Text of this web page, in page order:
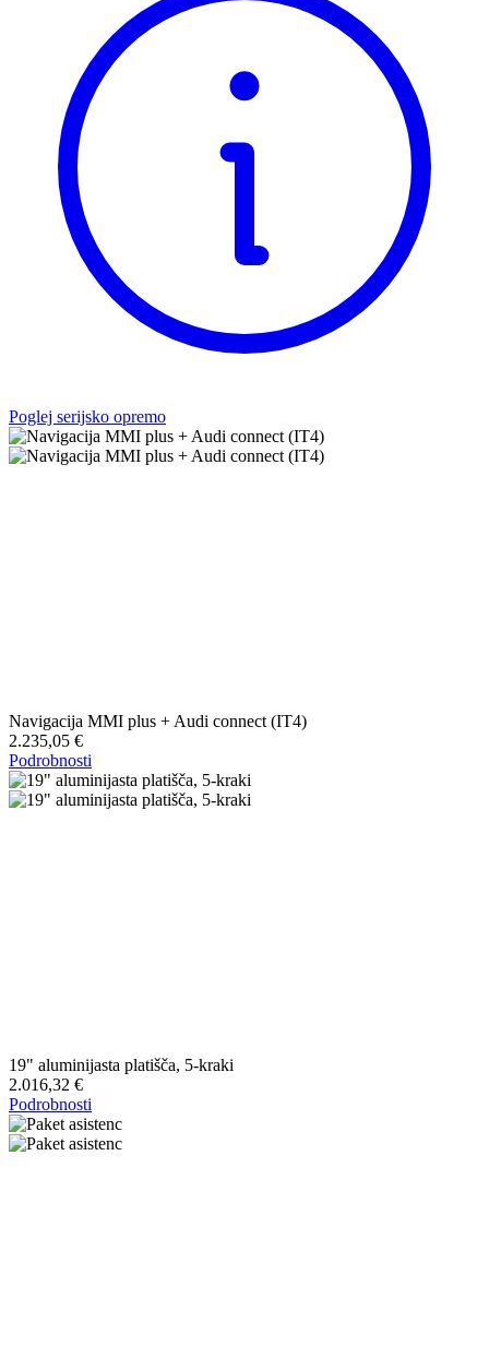
Poglej serijsko opremo
Navigacija MMI plus + Audi connect (IT4)
2.235,05 €
Podrobnosti
19" aluminijasta platišča, 5-kraki
2.016,32 €
Podrobnosti